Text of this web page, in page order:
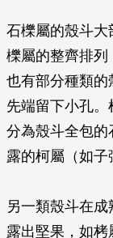
石櫟屬的殼斗
櫟屬的整齊排列
也有部分種類
先端留下小孔
分為殼斗全包
露的柯屬（如子
另一類殼斗在
露出堅果，如